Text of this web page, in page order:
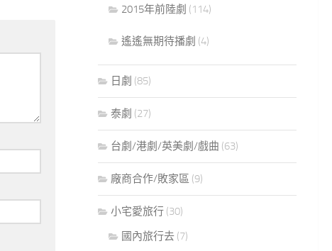
2015年前陸劇 (114)
遙遙無期待播劇 (4)
日劇 (85)
泰劇 (27)
台劇/港劇/英美劇/戲曲 (63)
廠商合作/敗家區 (9)
小宅愛旅行 (30)
國內旅行去 (7)